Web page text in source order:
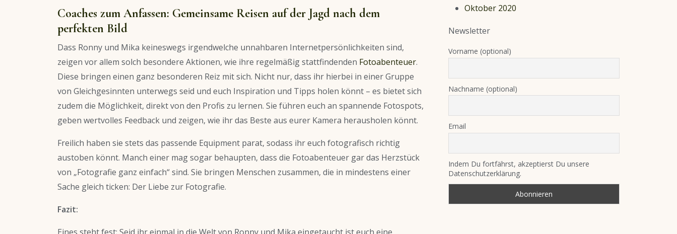
Coaches zum Anfassen: Gemeinsame Reisen auf der Jagd nach dem
perfekten Bild
Dass Ronny und Mika keineswegs irgendwelche unnahbaren Internetpersönlichkeiten sind,
zeigen vor allem solch besondere Aktionen, wie ihre regelmäßig stattfindenden Fotoabenteuer.
Diese bringen einen ganz besonderen Reiz mit sich. Nicht nur, dass ihr hierbei in einer Gruppe
von Gleichgesinnten unterwegs seid und euch Inspiration und Tipps holen könnt – es bietet sich
zudem die Möglichkeit, direkt von den Profis zu lernen. Sie führen euch an spannende Fotospots,
geben wertvolles Feedback und zeigen, wie ihr das Beste aus eurer Kamera herausholen könnt.
Freilich haben sie stets das passende Equipment parat, sodass ihr euch fotografisch richtig
austoben könnt. Manch einer mag sogar behaupten, dass die Fotoabenteuer gar das Herzstück
von „Fotografie ganz einfach“ sind. Sie bringen Menschen zusammen, die in mindestens einer
Sache gleich ticken: Der Liebe zur Fotografie.
Fazit:
Oktober 2020
Newsletter
Vorname (optional)
Nachname (optional)
Email
Indem Du fortfährst, akzeptierst Du unsere
Datenschutzerklärung.